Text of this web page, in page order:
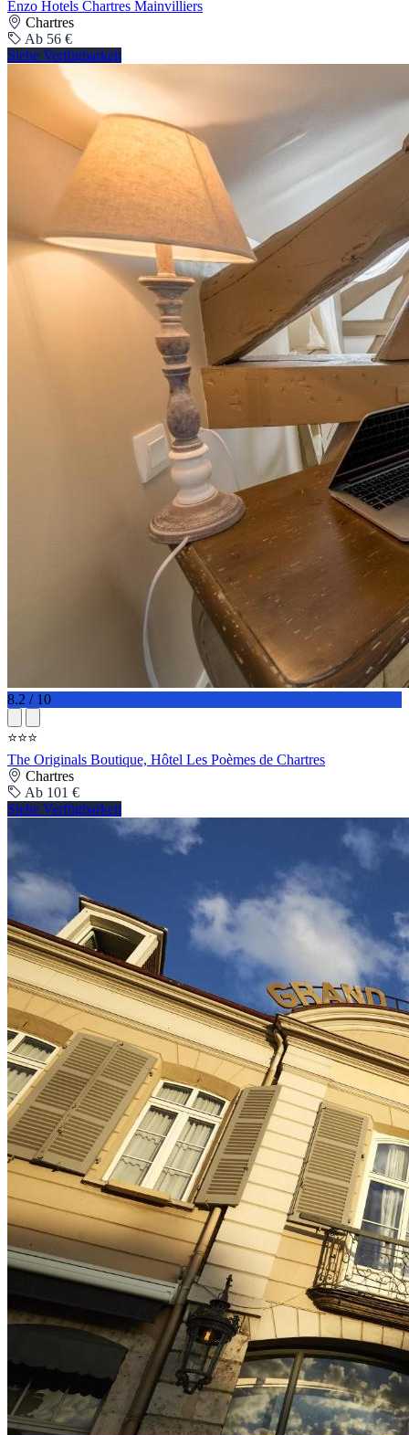
Enzo Hotels Chartres Mainvilliers
Chartres
Ab 56 €
Siehe Verfügbarkeit
8.2 / 10
⭐⭐⭐
The Originals Boutique, Hôtel Les Poèmes de Chartres
Chartres
Ab 101 €
Siehe Verfügbarkeit